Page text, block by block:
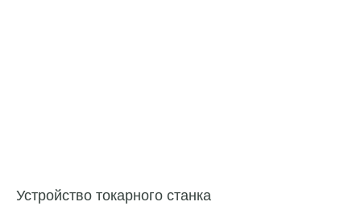
Устройство токарного станка